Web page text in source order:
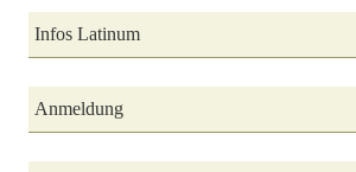
Infos Latinum
Anmeldung